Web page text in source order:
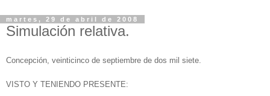
martes, 29 de abril de 2008
Simulación relativa.
Concepción, veinticinco de septiembre de dos mil siete.
VISTO Y TENIENDO PRESENTE: